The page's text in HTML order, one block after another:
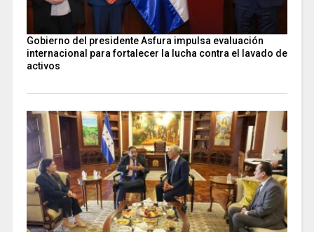
Gobierno del presidente Asfura impulsa evaluación
internacional para fortalecer la lucha contra el lavado de
activos